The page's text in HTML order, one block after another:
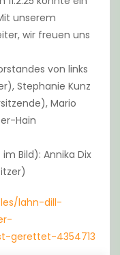
unserem
wir freuen uns
von links
Stephanie Kunz
Mario
Hain
Bild): Annika Dix
lahn-dill-
gerettet-4354713